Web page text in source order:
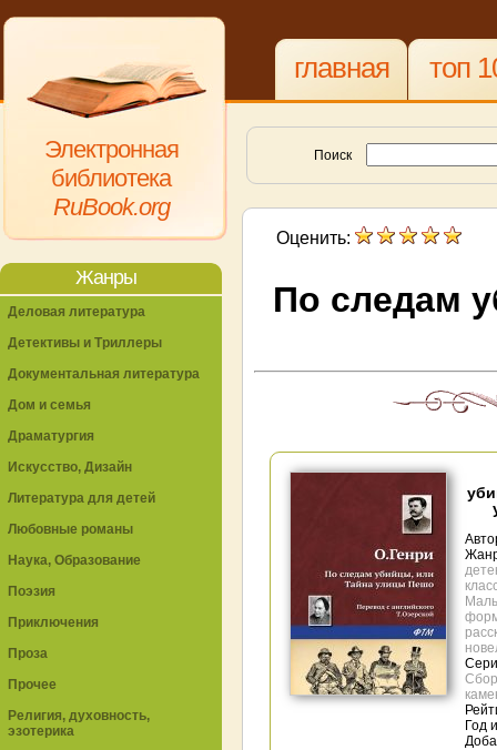
Электронная
библиотека
RuBook.org
главная топ
Поиск
Оценить:
По следам
Год
Жанры
Деловая литература
Детективы и Триллеры
Документальная литература
Дом и семья
Драматургия
Искусство, Дизайн
Литература для детей
Любовные романы
Наука, Образование
Поэзия
Приключения
Проза
Прочее
Религия, духовность,
эзотерика